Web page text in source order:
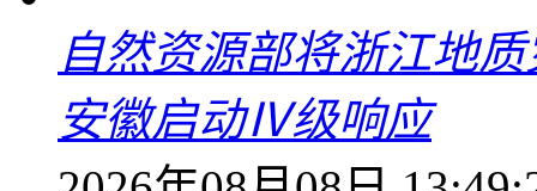
自然资源部将浙江地
安徽启动Ⅳ级响应